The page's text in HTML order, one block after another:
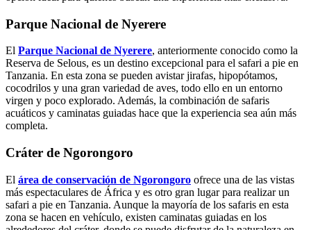
Parque Nacional de Nyerere
El Parque Nacional de Nyerere, anteriormente conocido como la
Reserva de Selous, es un destino excepcional para el safari a pie en
Tanzania. En esta zona se pueden avistar jirafas, hipopótamos,
cocodrilos y una gran variedad de aves, todo ello en un entorno
virgen y poco explorado. Además, la combinación de safaris
acuáticos y caminatas guiadas hace que la experiencia sea aún más
completa.
Cráter de Ngorongoro
El área de conservación de Ngorongoro ofrece una de las vistas
más espectaculares de África y es otro gran lugar para realizar un
safari a pie en Tanzania. Aunque la mayoría de los safaris en esta
zona se hacen en vehículo, existen caminatas guiadas en los